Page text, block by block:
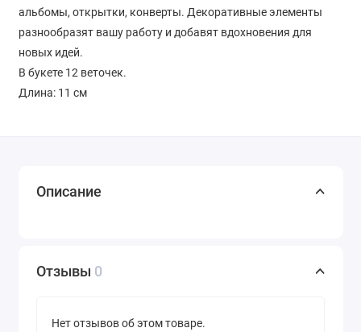
альбомы, открытки, конверты. Декоративные элементы
разнообразят вашу работу и добавят вдохновения для
новых идей.
В букете 12 веточек.
Длина: 11 см
Описание
Отзывы 0
Нет отзывов об этом товаре.